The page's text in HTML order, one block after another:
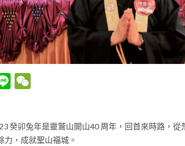
Line
癸卯兔年是靈鷲山開山40 周年，回首來時路，
，成就聖山福城。